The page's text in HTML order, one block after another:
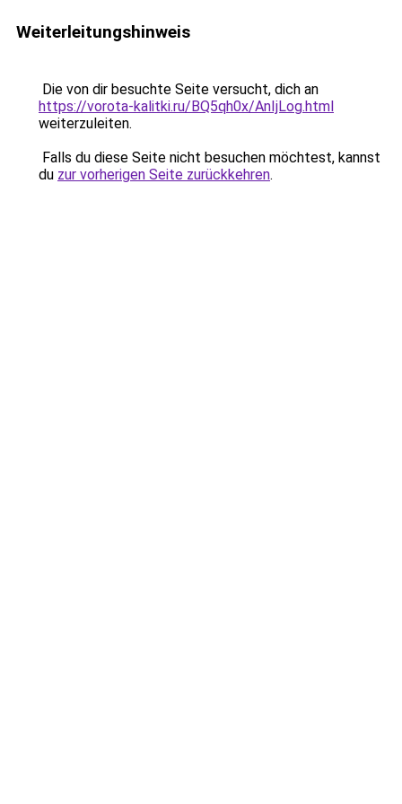
Weiterleitungshinweis
Die von dir besuchte Seite versucht, dich an
https://vorota-kalitki.ru/BQ5qh0x/AnIjLog.html
weiterzuleiten.
Falls du diese Seite nicht besuchen möchtest, kannst
du zur vorherigen Seite zurückkehren.